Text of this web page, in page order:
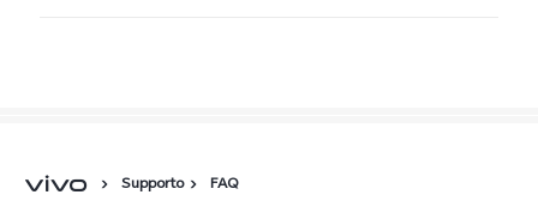
Supporto FAQ